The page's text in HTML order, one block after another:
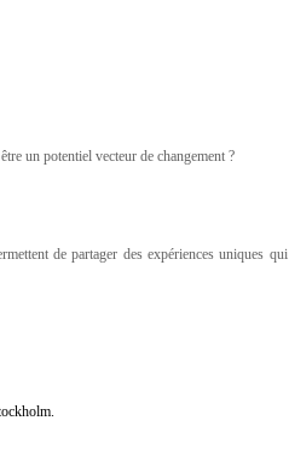
un potentiel vecteur de changement ?
de partager des expériences uniques qui